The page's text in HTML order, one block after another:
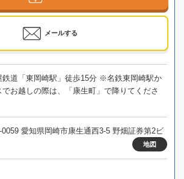
メールする
鉄道「東岡崎駅」徒歩15分 ※名鉄東岡崎駅か
でお越しの際は、「康生町」で降りてくださ
0059 愛知県岡崎市康生通西3-5 野畑証券第2ビ
地図